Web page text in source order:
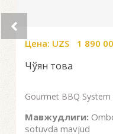
Цена: UZS 1 890
Чўян това
Gourmet BBQ
Мавжудлиги:
sotuvda mavjud